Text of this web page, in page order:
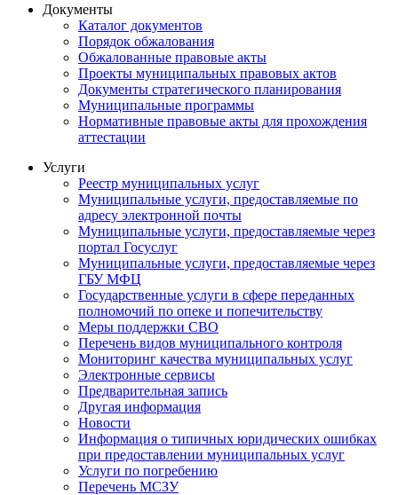
Документы
Каталог документов
Порядок обжалования
Обжалованные правовые акты
Проекты муниципальных правовых актов
Документы стратегического планирования
Муниципальные программы
Нормативные правовые акты для прохождения
аттестации
Услуги
Реестр муниципальных услуг
Муниципальные услуги, предоставляемые по
адресу электронной почты
Муниципальные услуги, предоставляемые через
портал Госуслуг
Муниципальные услуги, предоставляемые через
ГБУ МФЦ
Государственные услуги в сфере переданных
полномочий по опеке и попечительству
Меры поддержки СВО
Перечень видов муниципального контроля
Мониторинг качества муниципальных услуг
Электронные сервисы
Предварительная запись
Другая информация
Новости
Информация о типичных юридических ошибках
при предоставлении муниципальных услуг
Услуги по погребению
Перечень МСЗУ